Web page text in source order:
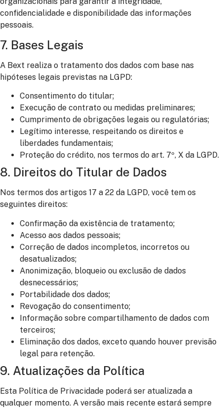
confidencialidade e disponibilidade das informações
pessoais.
7. Bases Legais
A Bext realiza o tratamento dos dados com base nas
hipóteses legais previstas na LGPD:
Consentimento do titular;
Execução de contrato ou medidas preliminares;
Cumprimento de obrigações legais ou regulatórias;
Legítimo interesse, respeitando os direitos e
liberdades fundamentais;
Proteção do crédito, nos termos do art. 7º, X da LGPD.
8. Direitos do Titular de Dados
Nos termos dos artigos 17 a 22 da LGPD, você tem os
seguintes direitos:
Confirmação da existência de tratamento;
Acesso aos dados pessoais;
Correção de dados incompletos, incorretos ou
desatualizados;
Anonimização, bloqueio ou exclusão de dados
desnecessários;
Portabilidade dos dados;
Revogação do consentimento;
Informação sobre compartilhamento de dados com
terceiros;
Eliminação dos dados, exceto quando houver previsão
legal para retenção.
9. Atualizações da Política
Esta Política de Privacidade poderá ser atualizada a
qualquer momento. A versão mais recente estará sempre